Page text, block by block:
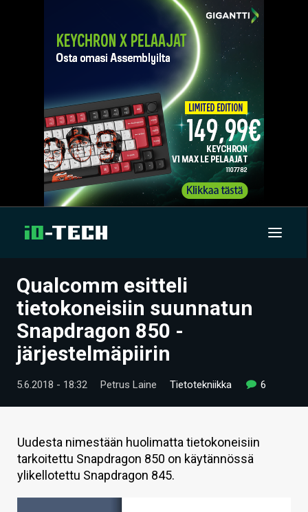
UUTISET
ARTIKKELIT
VIDEOT
TECHBBS
HINTA.FI
KAUPPA
VAIHDA TEEMA
Qualcomm esitteli
tietokoneisiin suunnatun
Snapdragon 850 -
järjestelmäpiirin
5.6.2018 - 18:32 Petrus Laine Tietotekniikka 6
Uudesta nimestään huolimatta tietokoneisiin
tarkoitettu Snapdragon 850 on käytännössä
ylikellotettu Snapdragon 845.